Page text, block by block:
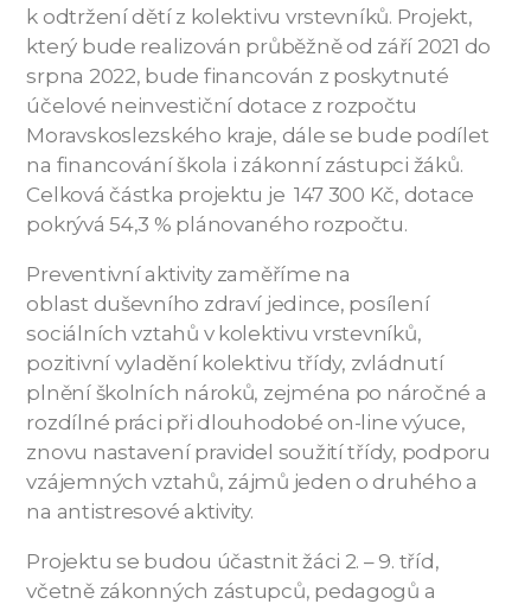
k odtržení dětí z kolektivu vrstevníků. Projekt,
který bude realizován průběžně od září 2021 do
srpna 2022, bude financován z poskytnuté
účelové neinvestiční dotace z rozpočtu
Moravskoslezského kraje, dále se bude podílet
na financování škola i zákonní zástupci žáků.
Celková částka projektu je 147 300 Kč, dotace
pokrývá 54,3 % plánovaného rozpočtu.
Preventivní aktivity zaměříme na
oblast duševního zdraví jedince, posílení
sociálních vztahů v kolektivu vrstevníků,
pozitivní vyladění kolektivu třídy, zvládnutí
plnění školních nároků, zejména po náročné a
rozdílné práci při dlouhodobé on-line výuce,
znovu nastavení pravidel soužití třídy, podporu
vzájemných vztahů, zájmů jeden o druhého a
na antistresové aktivity.
Projektu se budou účastnit žáci 2. – 9. tříd,
včetně zákonných zástupců, pedagogů a